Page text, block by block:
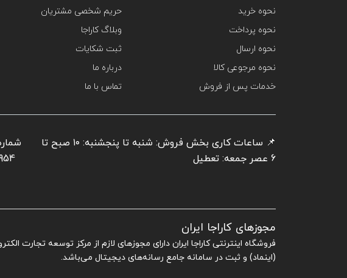
نحوه خرید
نحوه پرداخت
نحوه ارسال
نحوه مرجوعی کالا
خدمات پس از فروش
حریم شخصی مشتریان
وبلاگ کاراجا
ثبت شکایات
درباره ما
تماس با ما
📌 ساعات کاری بخش فروش: شنبه تا پنجشنبه: ۱۰ صبح تا
6 عصر جمعه: تعطیل
مجوزهای کاراجا ایران
فروشگاه اینترنتی کاراجا ایران دارای مجوزهای لازم از مرکز توسعه تجارت
(اینماد) و ثبت در سامانه جامع رسانه‌های دیجیتال می‌باشد.